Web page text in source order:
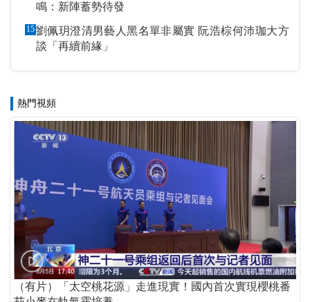
鳴：新陣蓄勢待發
15劉佩玥澄清男藝人黑名單非屬實 阮浩棕何沛珈大方
談「再續前緣」
熱門視頻
（有片）「太空桃花源」走進現實！國內首次實現櫻桃番